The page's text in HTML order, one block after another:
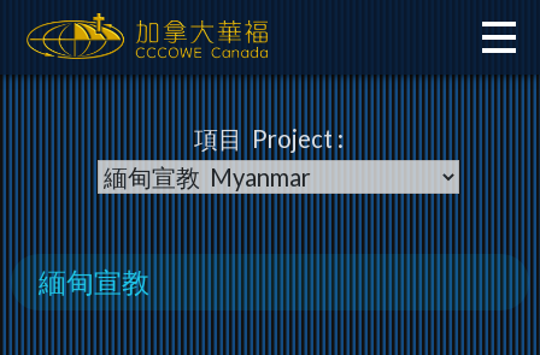
content
項目 Project :
緬甸宣教